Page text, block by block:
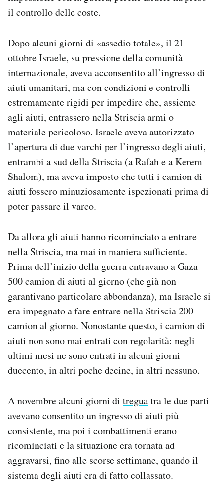
il controllo delle coste.
Dopo alcuni giorni di «assedio totale», il 21
ottobre Israele, su pressione della comunità
internazionale, aveva acconsentito all’ingresso di
aiuti umanitari, ma con condizioni e controlli
estremamente rigidi per impedire che, assieme
agli aiuti, entrassero nella Striscia armi o
materiale pericoloso. Israele aveva autorizzato
l’apertura di due varchi per l’ingresso degli aiuti,
entrambi a sud della Striscia (a Rafah e a Kerem
Shalom), ma aveva imposto che tutti i camion di
aiuti fossero minuziosamente ispezionati prima di
poter passare il varco.
Da allora gli aiuti hanno ricominciato a entrare
nella Striscia, ma mai in maniera sufficiente.
Prima dell’inizio della guerra entravano a Gaza
500 camion di aiuti al giorno (che già non
garantivano particolare abbondanza), ma Israele si
era impegnato a fare entrare nella Striscia 200
camion al giorno. Nonostante questo, i camion di
aiuti non sono mai entrati con regolarità: negli
ultimi mesi ne sono entrati in alcuni giorni
duecento, in altri poche decine, in altri nessuno.
A novembre alcuni giorni di treguatra le due parti
avevano consentito un ingresso di aiuti più
consistente, ma poi i combattimenti erano
ricominciati e la situazione era tornata ad
aggravarsi, fino alle scorse settimane, quando il
sistema degli aiuti era di fatto collassato.